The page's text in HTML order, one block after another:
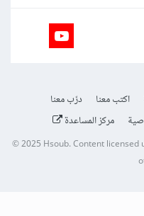
اكتب معنا
درّب معنا
مركز المساعدة
© 2025Hsoub.Content